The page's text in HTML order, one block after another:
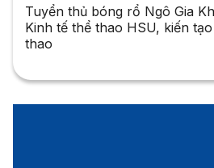
Tuyển thủ bóng rổ Ngô Gia
Kinh tế thể thao HSU, kiến
thao